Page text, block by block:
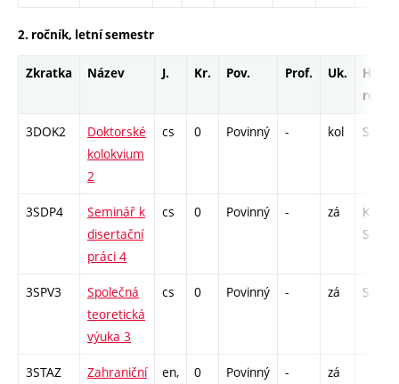
2. ročník, letní semestr
Zkratka Název J. Kr. Pov. Prof. Uk.
Hod.
3DOK2
Doktorské
kolokvium
2
cs 0 Povinný - kol S - 6
3SDP4
Seminář k
disertační
práci 4
cs 0 Povinný - zá
K - 6 /
S - 6
3SPV3
Společná
teoretická
výuka 3
cs 0 Povinný - zá S - 12
3STAZ
Zahraniční
en,
0 Povinný - zá